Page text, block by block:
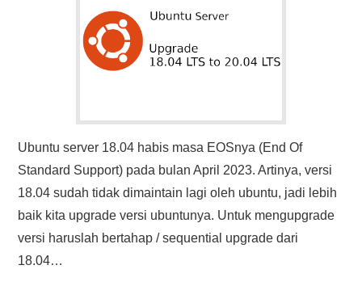
Ubuntu server 18.04 habis masa EOSnya (End Of
Standard Support) pada bulan April 2023. Artinya, versi
18.04 sudah tidak dimaintain lagi oleh ubuntu, jadi lebih
baik kita upgrade versi ubuntunya. Untuk mengupgrade
versi haruslah bertahap / sequential upgrade dari
18.04…